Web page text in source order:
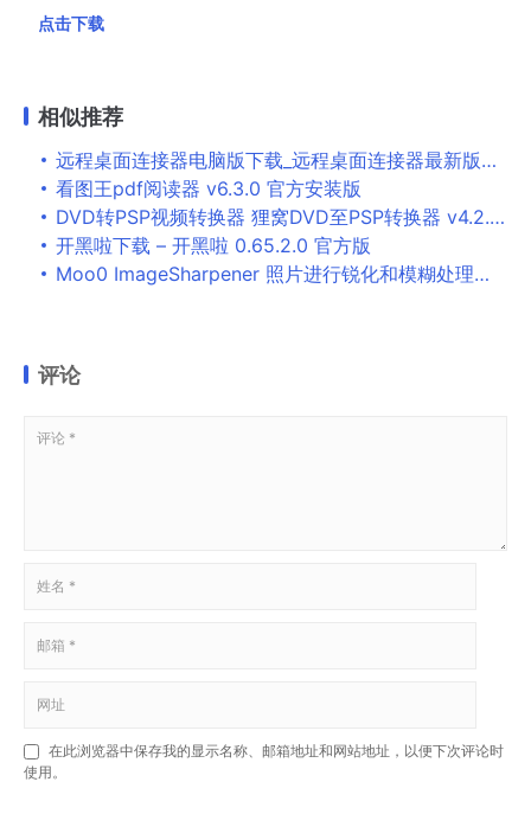
点击下载
相似推荐
远程桌面连接器电脑版下载_远程桌面连接器最新版下载
看图王pdf阅读器 v6.3.0 官方安装版
DVD转PSP视频转换器 狸窝DVD至PSP转换器 v4.2.0.1 官方安装版
开黑啦下载 – 开黑啦 0.65.2.0 官方版
Moo0 ImageSharpener 照片进行锐化和模糊处理软件 1.10 多语免装版
评论
在此浏览器中保存我的显示名称、邮箱地址和网站地址，以便下次评论时
使用。